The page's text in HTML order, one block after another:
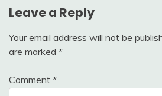
Leave a Reply
Your email address will not be
are marked *
Comment *